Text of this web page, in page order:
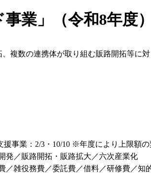
業」（令和8年度）
複数の連携体が取り組む販路開拓等に
援事業：2/3・10/10 ※年度により上限額の
発／販路開拓・販路拡大／六次産業化
雑役務費／委託費／借料／研修費／知